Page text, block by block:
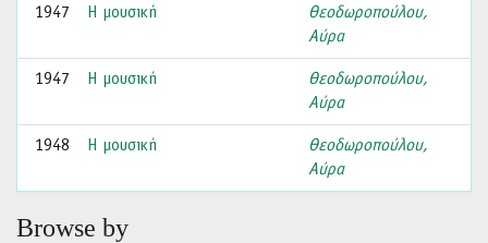
1947 Η μουσική
Θεοδωροπούλου,
Αύρα
1947 Η μουσική
Θεοδωροπούλου,
Αύρα
1948 Η μουσική
Θεοδωροπούλου,
Αύρα
Browse by